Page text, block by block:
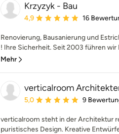
Krzyzyk - Bau
Durchschnittliche Bewertung:
4,9 16
Renovierung, Bausanierung und
! Ihre Sicherheit. Seit 2003 führen wir
Mehr
verticalroom
Durchschnittliche Bewertung:
5,0 9
verticalroom steht in der Architektur
puristisches Design. Kreative